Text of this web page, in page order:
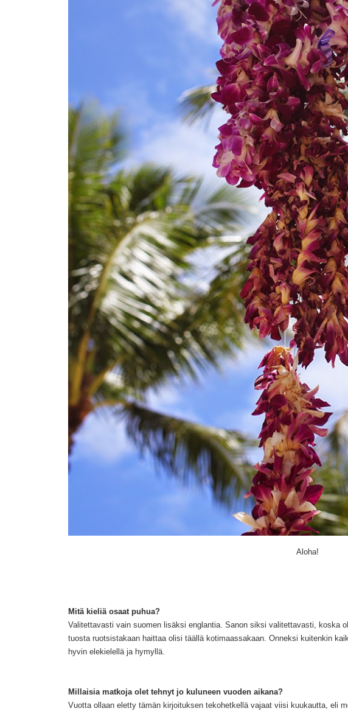
Aloha!
Mitä kieliä osaat puhua?
Valitettavasti vain suomen lisäksi englantia. Sanon siksi valitettavasti, koska
tuosta ruotsistakaan haittaa olisi täällä kotimaassakaan . Onneksi kuitenkin
hyvin elekielellä ja hymyllä.
Millaisia matkoja olet tehnyt jo kuluneen vuoden aikana?
Vuotta ollaan eletty tämän kirjoituksen tekohetkellä vajaat viisi kuukautta , eli